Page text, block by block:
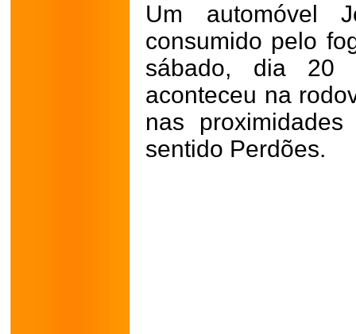
Um automóvel
consumido pelo
sábado, dia 20
aconteceu na
nas
sentido Perdões.